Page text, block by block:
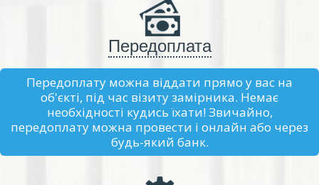
Передоплата
Передоплату можна віддати прямо у вас на
об'єкті, під час візиту замірника. Немає
необхідності кудись їхати! Звичайно,
передоплату можна провести і онлайн або через
будь-який банк.